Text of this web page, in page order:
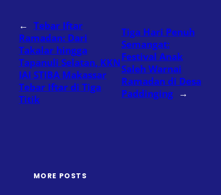
← Tebar Iftar
Ramadan: Dari
Takalar hingga
Tapanuli Selatan, KKN
IAI STIBA Makassar
Tebar Iftar di Tiga
Titik
Tiga Hari Penuh
Semangat:
Festival Anak
Saleh Warnai
Ramadan di Desa
Paddinging →
MORE POSTS